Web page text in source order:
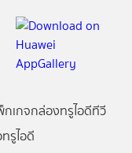
กเกจกล่องทรูไอดีทีวี
รูไอดี